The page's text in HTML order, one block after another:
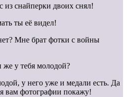
из снайперки двоих снял!
ты её видел!
Мне брат фотки с войны
у тебя молодой?
у него уже и медали есть. Да
вам фотографии покажу!